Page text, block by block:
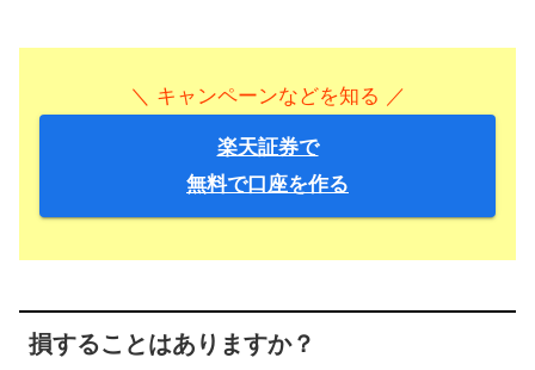
＼ キャンペーンなどを知る ／
楽天証券で
無料で口座を作る
損することはありますか？